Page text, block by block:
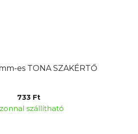
es TONA SZAKÉRTŐ
733 Ft
szállítható